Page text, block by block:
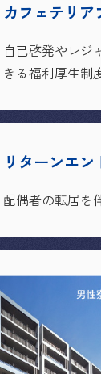
カフェテリア
自己啓発やレジ
きる福利厚生制
リターンエ
配偶者の転居を